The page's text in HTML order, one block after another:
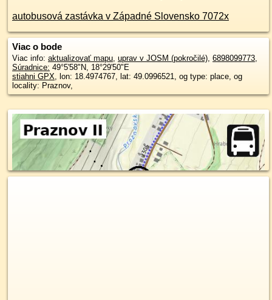
autobusová zastávka v Západné Slovensko 7072x
Viac o bode
Viac info: aktualizovať mapu, uprav v JOSM (pokročilé), 6898099773,
Súradnice: 49°5'58"N, 18°29'50"E
stiahni GPX, lon: 18.4974767, lat: 49.0996521, og type: place, og
locality: Praznov,